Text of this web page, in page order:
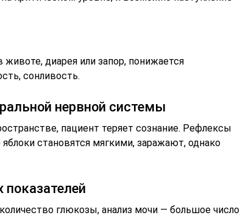
диарея или запор, понижается
сонливость.
нервной системы
пациент теряет сознание. Рефлексы
становятся мягкими, заражают, однако
глюкозы, анализ мочи — большое число